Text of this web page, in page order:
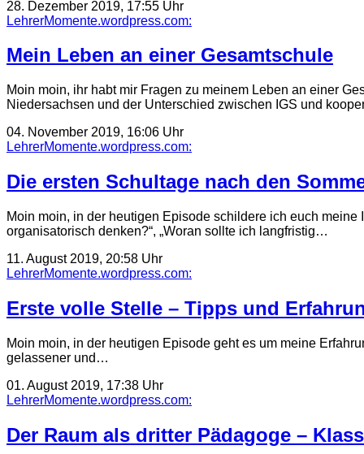
28. Dezember 2019, 17:55 Uhr
LehrerMomente.wordpress.com:
Mein Leben an einer Gesamtschule
Moin moin, ihr habt mir Fragen zu meinem Leben an einer
Niedersachsen und der Unterschied zwischen IGS und
04. November 2019, 16:06 Uhr
LehrerMomente.wordpress.com:
Die ersten Schultage nach den
Moin moin, in der heutigen Episode schildere ich euch meine
organisatorisch denken?“, „Woran sollte ich langfristig…
11. August 2019, 20:58 Uhr
LehrerMomente.wordpress.com:
Erste volle Stelle – Tipps und
Moin moin, in der heutigen Episode geht es um meine
gelassener und…
01. August 2019, 17:38 Uhr
LehrerMomente.wordpress.com:
Der Raum als dritter Pädagoge –